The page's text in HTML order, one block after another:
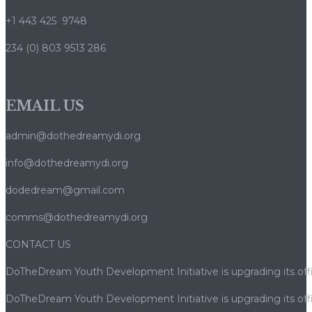
+1 443 425 9748
234 (0) 803 9513 286
EMAIL US
admin@dothedreamydi.org
info@dothedreamydi.org
dodedream@gmail.com
comms@dothedreamydi.org
CONTACT US
DoTheDream Youth Development Initiative is upgrading its
DoTheDream Youth Development Initiative is upgrading its